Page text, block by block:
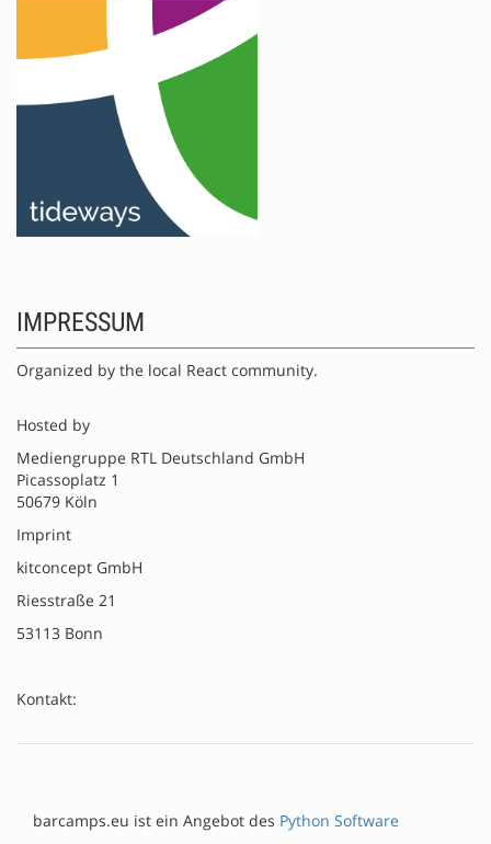
IMPRESSUM
Organized by the local React community.
Hosted by
Mediengruppe RTL Deutschland GmbH
Picassoplatz 1
50679 Köln
Imprint
kitconcept GmbH
Riesstraße 21
53113 Bonn
Kontakt:
barcamps.eu ist ein Angebot des Python Software